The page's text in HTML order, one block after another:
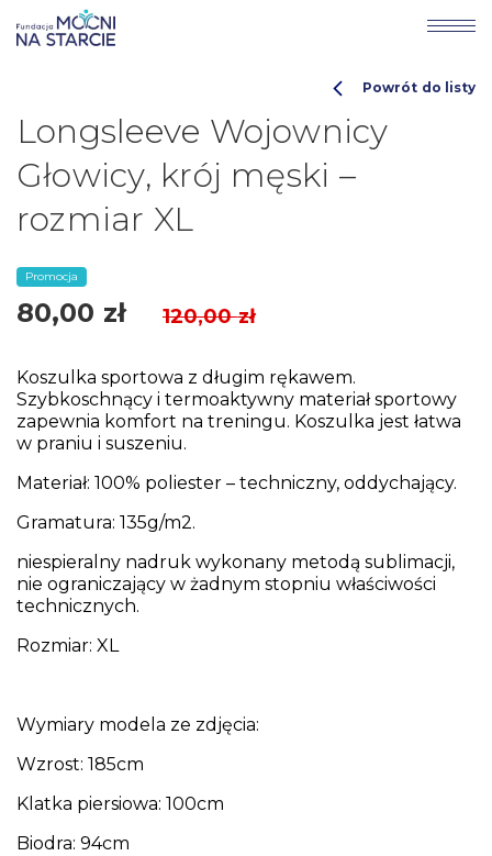
Longsleeve Wojownicy
Głowicy, krój męski –
rozmiar XL
Powrót do listy
Promocja
80,00 zł 120,00zł
Koszulka sportowa z długim rękawem.
Szybkoschnący i termoaktywny materiał sportowy
zapewnia komfort na treningu. Koszulka jest łatwa
w praniu i suszeniu.
Materiał: 100% poliester – techniczny, oddychający.
Gramatura: 135g/m2.
niespieralny nadruk wykonany metodą sublimacji,
nie ograniczający w żadnym stopniu właściwości
technicznych.
Rozmiar: XL
Wymiary modela ze zdjęcia:
Wzrost: 185cm
Klatka piersiowa: 100cm
Biodra: 94cm